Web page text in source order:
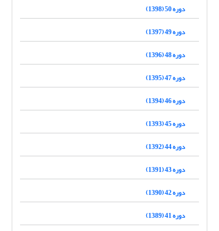
دوره 50 (1398)
دوره 49 (1397)
دوره 48 (1396)
دوره 47 (1395)
دوره 46 (1394)
دوره 45 (1393)
دوره 44 (1392)
دوره 43 (1391)
دوره 42 (1390)
دوره 41 (1389)